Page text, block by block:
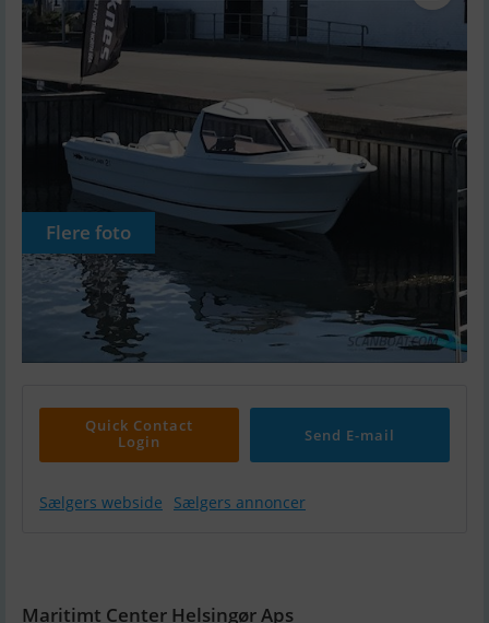
Flere foto
Quick Contact
Login
Send E-mail
Sælgers webside Sælgers annoncer
Maritimt Center Helsingør Aps